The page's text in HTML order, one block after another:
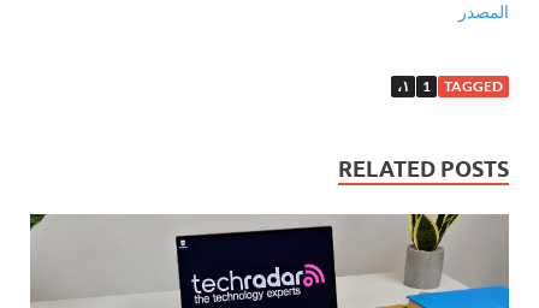
المصدر
TAGGED
1 ١،
RELATED POSTS